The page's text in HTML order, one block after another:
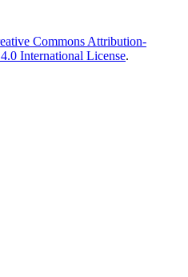
Commons Attribution-
International License.